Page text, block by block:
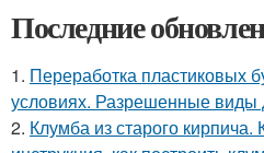
Последние
1. Переработка пластиковых
условиях. Разрешенные виды
2. Клумба из старого